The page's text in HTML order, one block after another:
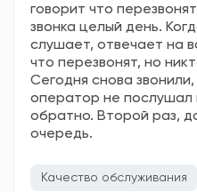
говорит что
звонка целый день.
слушает, отвечает на
что перезвонят, но
Сегодня снова
оператор не послушал
обратно. Второй раз,
очередь.
Качество обслуживания